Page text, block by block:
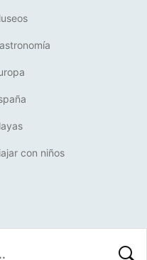
con niños